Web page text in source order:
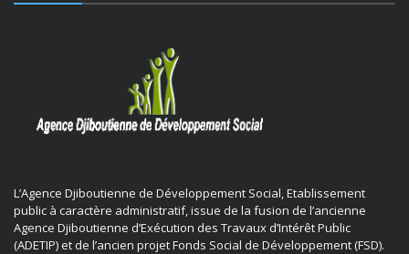
L’Agence Djiboutienne de Développement Social, Etablissement
public à caractère administratif, issue de la fusion de l’ancienne
Agence Djiboutienne d’Exécution des Travaux d’Intérêt Public
(ADETIP) et de l’ancien projet Fonds Social de Développement (FSD).